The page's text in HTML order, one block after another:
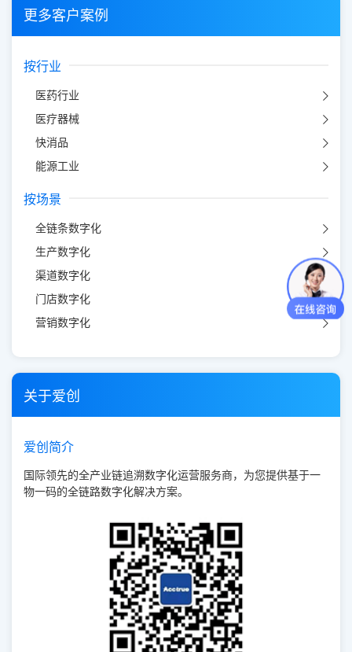
更多客户案例
按行业
医药行业
医疗器械
快消品
能源工业
按场景
全链条数字化
生产数字化
渠道数字化
门店数字化
营销数字化
关于爱创
爱创简介
国际领先的全产业链追溯数字化运营服务商，为您提供基于一
物一码的全链路数字化解决方案。